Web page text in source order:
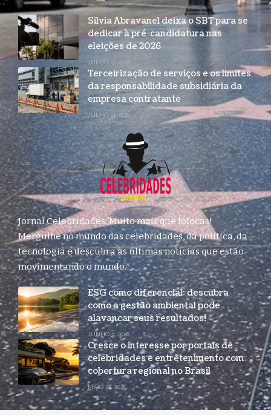
Silvia Abravanel deixa o SBT para se
dedicar à pré-candidatura nas
eleições de 2026
JULHO 27, 2026
Terceirização de serviços e os limites
da responsabilidade subsidiária da
empresa contratante
JULHO 31, 2026
Jornal Celebridades: Muito mais que fofocas!
Mergulhe no mundo das celebridades, da política, da
tecnologia e descubra as últimas notícias que estão
movimentando o mundo.
ESG como diferencial: descubra
como a gestão ambiental pode
alavancar seus resultados!
JUNHO 3, 2026
Cresce o interesse por portais de
celebridades e entretenimento com
cobertura regional no Brasil
MAIO 22, 2026